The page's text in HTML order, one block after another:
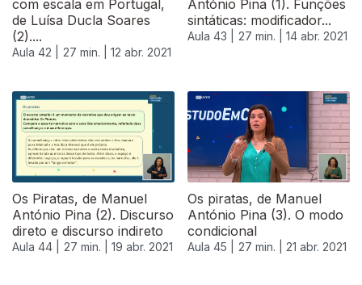
com escala em Portugal,
de Luísa Ducla Soares
(2)....
Aula 42 | 27 min. | 12 abr. 2021
António Pina (1). Funções
sintáticas: modificador...
Aula 43 | 27 min. | 14 abr. 2021
Os Piratas, de Manuel
António Pina (2). Discurso
direto e discurso indireto
Aula 44 | 27 min. | 19 abr. 2021
Os piratas, de Manuel
António Pina (3). O modo
condicional
Aula 45 | 27 min. | 21 abr. 2021